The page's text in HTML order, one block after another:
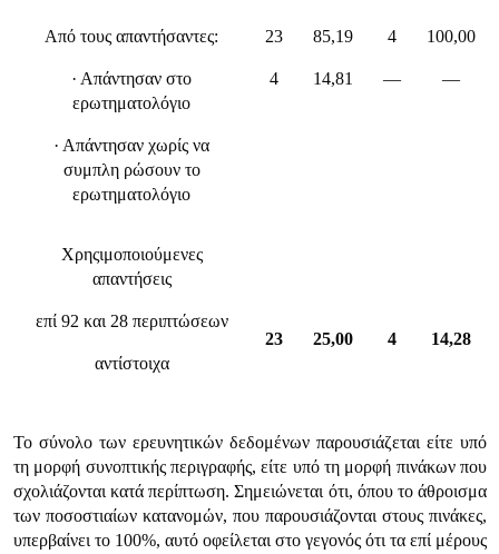
Από τους απαντήσαντες:
· Απάντησαν στο
ερωτηματολόγιο
· Απάντησαν χωρίς να
συμπλη ρώσουν το
ερωτηματολόγιο
23
4
85,19
14,81
4
—
100,00
—
Χρηςιμοποιούμενες
απαντήσεις
επί 92 και 28 περιπτώσεων
αντίστοιχα
23 25,00 4 14,28
Το σύνολο των ερευνητικών δεδομένων παρουσιάζεται είτε υπό
τη μορφή συνοπτικής περιγραφής, είτε υπό τη μορφή πινάκων που
σχολιάζονται κατά περίπτωση. Σημειώνεται ότι, όπου το άθροισμα
των ποσοστιαίων κατανομών, που παρουσιάζονται στους πινάκες,
υπερβαίνει το 100%, αυτό οφείλεται στο γεγονός ότι τα επί μέρους